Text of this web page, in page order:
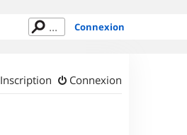
Connexion
Connexion
Inscription